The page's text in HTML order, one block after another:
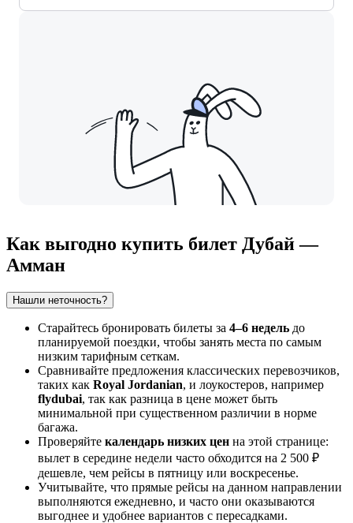
Как выгодно купить билет Дубай —
Амман
Нашли неточность?
Старайтесь бронировать билеты за 4–6 недель до
планируемой поездки, чтобы занять места по самым
низким тарифным сеткам.
Сравнивайте предложения классических перевозчиков,
таких как Royal Jordanian, и лоукостеров, например
flydubai, так как разница в цене может быть
минимальной при существенном различии в норме
багажа.
Проверяйте календарь низких цен на этой странице:
вылет в середине недели часто обходится на 2 500 ₽
дешевле, чем рейсы в пятницу или воскресенье.
Учитывайте, что прямые рейсы на данном направлении
выполняются ежедневно, и часто они оказываются
выгоднее и удобнее вариантов с пересадками.